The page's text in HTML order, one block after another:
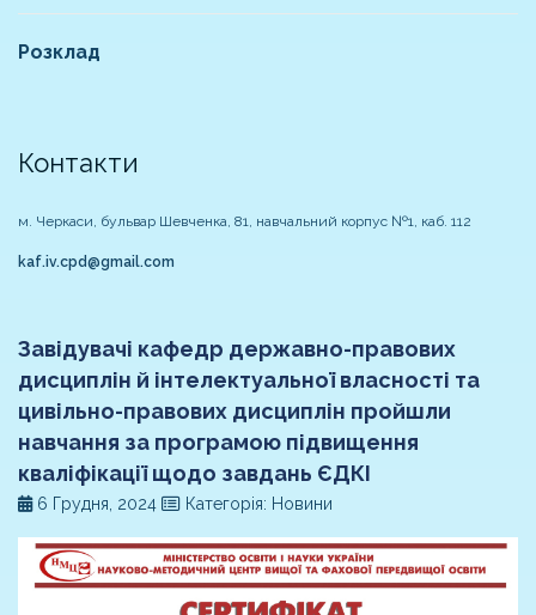
Розклад
Контакти
м. Черкаси, бульвар Шевченка, 81, навчальний корпус №1, каб. 112
kaf.iv.cpd@gmail.com
Завідувачі кафедр державно-правових
дисциплін й інтелектуальної власності та
цивільно-правових дисциплін пройшли
навчання за програмою підвищення
кваліфікації щодо завдань ЄДКІ
6 Грудня, 2024 Категорія: Новини